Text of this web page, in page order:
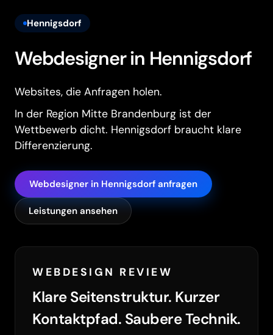
Hennigsdorf
Webdesigner in Hennigsdorf
Websites, die Anfragen holen.
In der Region Mitte Brandenburg ist der
Wettbewerb dicht. Hennigsdorf braucht klare
Differenzierung.
Webdesigner in Hennigsdorf anfragen
Leistungen ansehen
WEBDESIGN REVIEW
Klare Seitenstruktur. Kurzer
Kontaktpfad. Saubere Technik.